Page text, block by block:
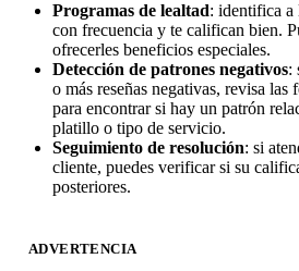
Programas de lealtad: identifica a
con frecuencia y te califican bien.
ofrecerles beneficios especiales.
Detección de patrones negativos:
o más reseñas negativas, revisa las
para encontrar si hay un patrón
platillo o tipo de servicio.
Seguimiento de resolución: si
cliente, puedes verificar si su
posteriores.
ADVERTENCIA